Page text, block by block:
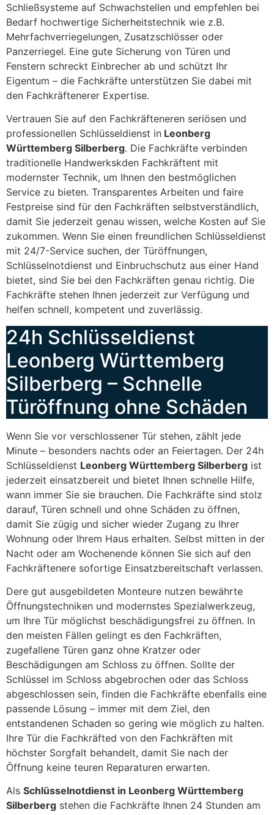
Schließsysteme auf Schwachstellen und empfehlen bei
Bedarf hochwertige Sicherheitstechnik wie z.B.
Mehrfachverriegelungen, Zusatzschlösser oder
Panzerriegel. Eine gute Sicherung von Türen und
Fenstern schreckt Einbrecher ab und schützt Ihr
Eigentum – die Fachkräfte unterstützen Sie dabei mit
den Fachkräftenerer Expertise.
Vertrauen Sie auf den Fachkräfteneren seriösen und
professionellen Schlüsseldienst in Leonberg
Württemberg Silberberg. Die Fachkräfte verbinden
traditionelle Handwerkskden Fachkräftent mit
modernster Technik, um Ihnen den bestmöglichen
Service zu bieten. Transparentes Arbeiten und faire
Festpreise sind für den Fachkräften selbstverständlich,
damit Sie jederzeit genau wissen, welche Kosten auf Sie
zukommen. Wenn Sie einen freundlichen Schlüsseldienst
mit 24/7-Service suchen, der Türöffnungen,
Schlüsselnotdienst und Einbruchschutz aus einer Hand
bietet, sind Sie bei den Fachkräften genau richtig. Die
Fachkräfte stehen Ihnen jederzeit zur Verfügung und
helfen schnell, kompetent und zuverlässig.
24h Schlüsseldienst
Leonberg Württemberg
Silberberg – Schnelle
Türöffnung ohne Schäden
Wenn Sie vor verschlossener Tür stehen, zählt jede
Minute – besonders nachts oder an Feiertagen. Der 24h
Schlüsseldienst Leonberg Württemberg Silberberg ist
jederzeit einsatzbereit und bietet Ihnen schnelle Hilfe,
wann immer Sie sie brauchen. Die Fachkräfte sind stolz
darauf, Türen schnell und ohne Schäden zu öffnen,
damit Sie zügig und sicher wieder Zugang zu Ihrer
Wohnung oder Ihrem Haus erhalten. Selbst mitten in der
Nacht oder am Wochenende können Sie sich auf den
Fachkräftenere sofortige Einsatzbereitschaft verlassen.
Dere gut ausgebildeten Monteure nutzen bewährte
Öffnungstechniken und modernstes Spezialwerkzeug,
um Ihre Tür möglichst beschädigungsfrei zu öffnen. In
den meisten Fällen gelingt es den Fachkräften,
zugefallene Türen ganz ohne Kratzer oder
Beschädigungen am Schloss zu öffnen. Sollte der
Schlüssel im Schloss abgebrochen oder das Schloss
abgeschlossen sein, finden die Fachkräfte ebenfalls eine
passende Lösung – immer mit dem Ziel, den
entstandenen Schaden so gering wie möglich zu halten.
Ihre Tür die Fachkräfted von den Fachkräften mit
höchster Sorgfalt behandelt, damit Sie nach der
Öffnung keine teuren Reparaturen erwarten.
Als Schlüsselnotdienst in Leonberg Württemberg
Silberberg stehen die Fachkräfte Ihnen 24 Stunden am